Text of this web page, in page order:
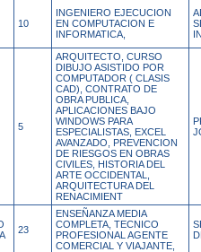
10
INGENIERO EJECUCION
EN COMPUTACION E
INFORMATICA,
5
ARQUITECTO, CURSO
DIBUJO ASISTIDO POR
COMPUTADOR ( CLASIS
CAD), CONTRATO DE
OBRA PUBLICA,
APLICACIONES BAJO
WINDOWS PARA
ESPECIALISTAS, EXCEL
AVANZADO, PREVENCION
DE RIESGOS EN OBRAS
CIVILES, HISTORIA DEL
ARTE OCCIDENTAL,
ARQUITECTURA DEL
RENACIMIENT
23
ENSEÑANZA MEDIA
COMPLETA, TECNICO
PROFESIONAL AGENTE
COMERCIAL Y VIAJANTE,